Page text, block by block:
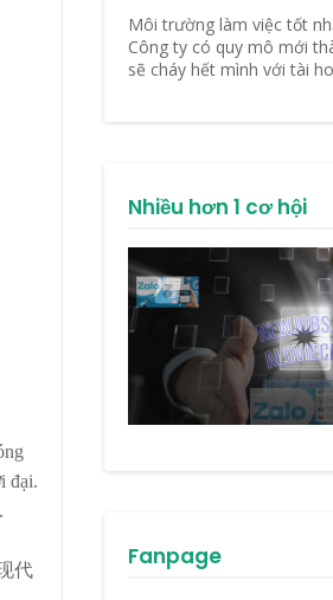
đại.
代
Môi trường làm việc tốt
Công ty có quy mô mới
sẽ cháy hết mình với tài
Nhiều hơn 1 cơ hội
Fanpage